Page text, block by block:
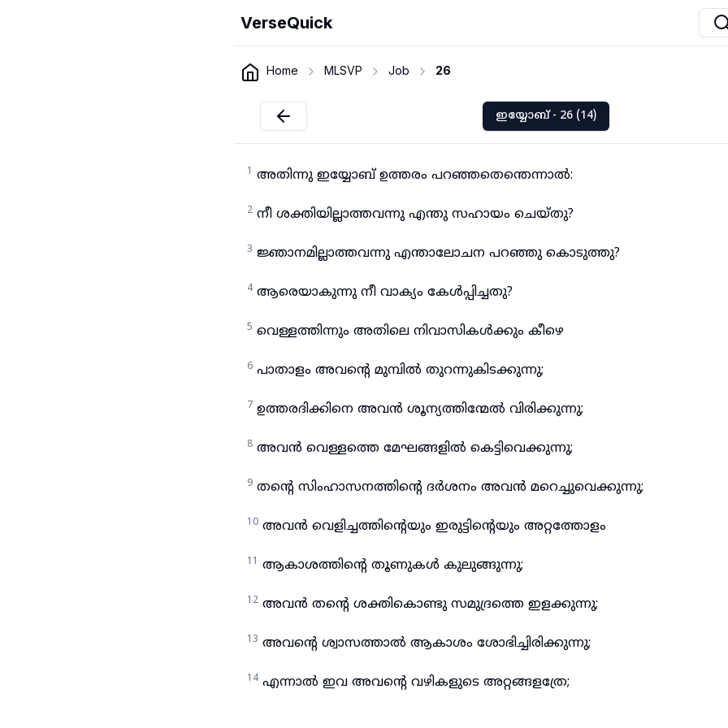
VerseQuick
Home MLSVP Job 26
ഇയ്യോബ് - 26 (14)
1 അതിന്നു ഇയ്യോബ് ഉത്തരം പറഞ്ഞതെന്തെന്നാൽ:
2 നീ ശക്തിയില്ലാത്തവന്നു എന്തു സഹായം ചെയ്തു?
3 ജ്ഞാനമില്ലാത്തവന്നു എന്താലോചന പറഞ്ഞു കൊടുത്തു?
4 ആരെയാകുന്നു നീ വാക്യം കേൾപ്പിച്ചതു?
5 വെള്ളത്തിന്നും അതിലെ നിവാസികൾക്കും കീഴെ
6 പാതാളം അവന്റെ മുമ്പിൽ തുറന്നുകിടക്കുന്നു;
7 ഉത്തരദിക്കിനെ അവൻ ശൂന്യത്തിന്മേൽ വിരിക്കുന്നു;
8 അവൻ വെള്ളത്തെ മേഘങ്ങളിൽ കെട്ടിവെക്കുന്നു;
9 തന്റെ സിംഹാസനത്തിന്റെ ദർശനം അവൻ മറെച്ചുവെക്കുന്നു;
10 അവൻ വെളിച്ചത്തിന്റെയും ഇരുട്ടിന്റെയും അറ്റത്തോളം
11 ആകാശത്തിന്റെ തൂണുകൾ കുലുങ്ങുന്നു;
12 അവൻ തന്റെ ശക്തികൊണ്ടു സമുദ്രത്തെ ഇളക്കുന്നു;
13 അവന്റെ ശ്വാസത്താൽ ആകാശം ശോഭിച്ചിരിക്കുന്നു;
14 എന്നാൽ ഇവ അവന്റെ വഴികളുടെ അറ്റങ്ങളത്രേ;